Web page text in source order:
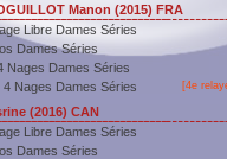
Manon (2015) FRA
Libre Dames Séries
Dames Séries
Nages Dames Séries
4 Nages Dames Séries [4e
(2016) CAN
Libre Dames Séries
Dames Séries